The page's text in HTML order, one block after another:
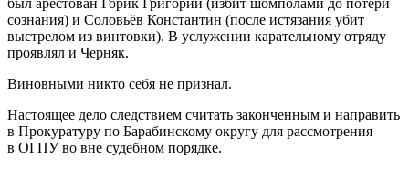
был арестован Горик Григорий (избит шомполами до потери
сознания) и Соловьёв Константин (после истязания убит
выстрелом из винтовки). В услужении карательному отряду
проявлял и Черняк.
Виновными никто себя не признал.
Настоящее дело следствием считать законченным и направить
в Прокуратуру по Барабинскому округу для рассмотрения
в ОГПУ во вне судебном порядке.